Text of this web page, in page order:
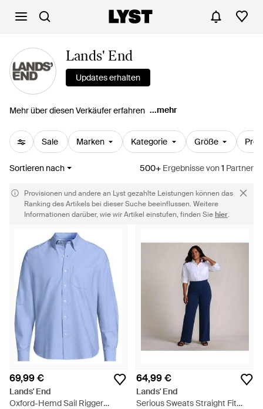
Lands' End
Updates erhalten
Mehr über diesen Verkäufer erfahren ...mehr
Sale Marken Kategorie Größe Preis
Sortieren nach 500+ Ergebnissevon1 Partner
Provisionen und andere an Lyst gezahlte Leistungen können das
Ranking des Artikels bei dieser Suche beeinflussen. Weitere
Informationen darüber, wie wir Artikel einstufen, finden Siehier.
69,99 €
Lands' End
Oxford-Hemd Sail Rigger
64,99 €
Lands' End
Serious Sweats Straight Fit